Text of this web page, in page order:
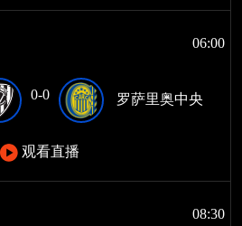
06:00
0-0 罗萨里奥中央
观看直播
08:30